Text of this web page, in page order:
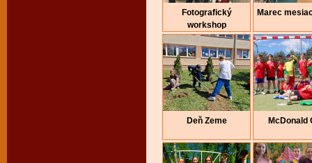
Fotografický
workshop
Marec
Deň Zeme McDonald